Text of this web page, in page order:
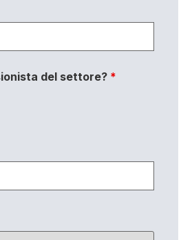
del settore? *